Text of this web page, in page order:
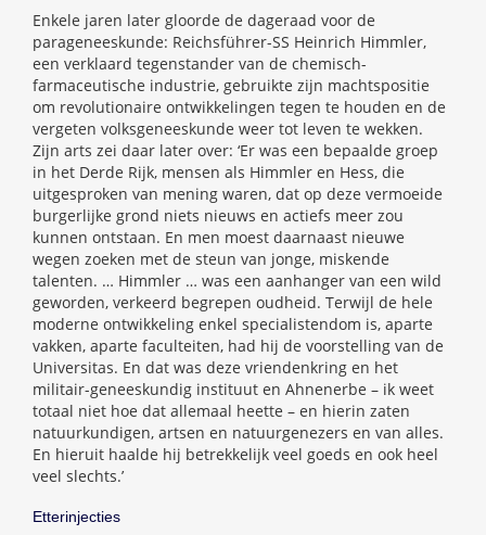
Enkele jaren later gloorde de dageraad voor de
parageneeskunde: Reichsführer-SS Heinrich Himmler,
een verklaard tegenstander van de chemisch-
farmaceutische industrie, gebruikte zijn machtspositie
om revolutionaire ontwikkelingen tegen te houden en de
vergeten volksgeneeskunde weer tot leven te wekken.
Zijn arts zei daar later over: ‘Er was een bepaalde groep
in het Derde Rijk, mensen als Himmler en Hess, die
uitgesproken van mening waren, dat op deze vermoeide
burgerlijke grond niets nieuws en actiefs meer zou
kunnen ontstaan. En men moest daarnaast nieuwe
wegen zoeken met de steun van jonge, miskende
talenten. … Himmler … was een aanhanger van een wild
geworden, verkeerd begrepen oudheid. Terwijl de hele
moderne ontwikkeling enkel specialistendom is, aparte
vakken, aparte faculteiten, had hij de voorstelling van de
Universitas. En dat was deze vriendenkring en het
militair-geneeskundig instituut en Ahnenerbe – ik weet
totaal niet hoe dat allemaal heette – en hierin zaten
natuurkundigen, artsen en natuurgenezers en van alles.
En hieruit haalde hij betrekkelijk veel goeds en ook heel
veel slechts.’
Etterinjecties